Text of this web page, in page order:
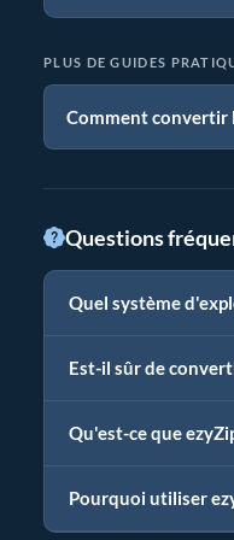
PLUS DE GUIDES
Comment convertir
Questions
Quel système
Est-il sûr de
Qu'est-ce que
Pourquoi utiliser